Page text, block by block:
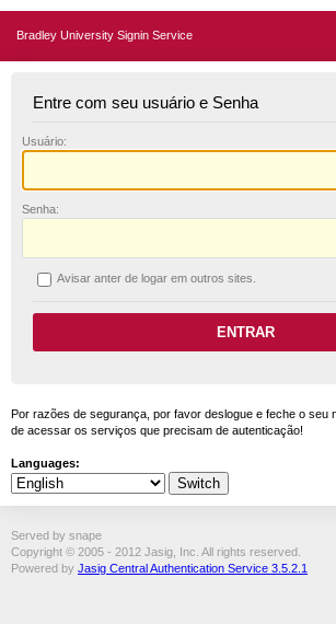
Bradley University Signin Service
Entre com seu usuário e Senha
Usuário:
Senha:
Avisar anter de logar em outros sites.
Por razões de segurança, por favor deslogue e feche o seu
de acessar os serviços que precisam de autenticação!
Languages:
Served by snape
Copyright © 2005 - 2012 Jasig, Inc. All rights reserved.
Powered by Jasig Central Authentication Service 3.5.2.1